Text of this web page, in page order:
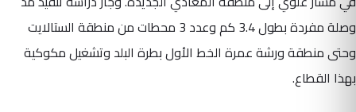
وصلة مفردة بطول 3.4 كم وعدد 3 محطات من منطقة الستالايت
وحتى منطقة ورشة عمرة الخط الأول بطرة البلد وتشغيل مكوكية
بهذا القطاع.